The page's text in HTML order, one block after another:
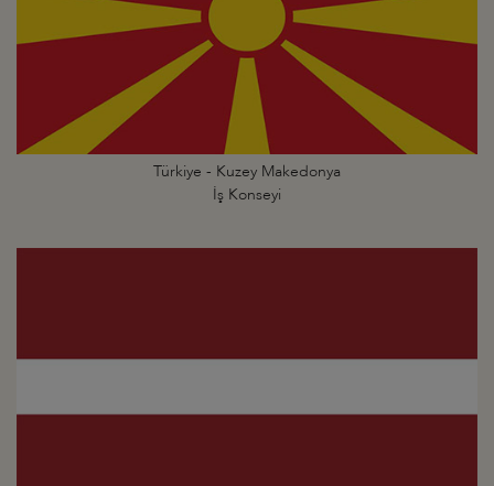
Türkiye - Kuzey Makedonya
İş Konseyi